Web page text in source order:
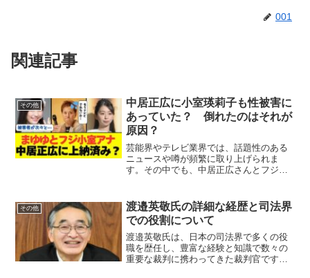
001
関連記事
その他
中居正広に小室瑛莉子も性被害に
あっていた？ 倒れたのはそれが
原因？
芸能界やテレビ業界では、話題性のある
ニュースや噂が頻繁に取り上げられま
す。その中でも、中居正広さんとフジテ
は、この噂や憶測について現時点での情
報を整理し、考察していきま...
その他
渡邉英敬氏の詳細な経歴と司法界
での役割について
渡邉英敬氏は、日本の司法界で多くの役
職を歴任し、豊富な経験と知識で数々の
重要な裁判に携わってきた裁判官です。